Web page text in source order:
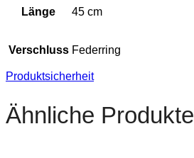
Länge 45 cm
Verschluss Federring
Produktsicherheit
Ähnliche Produkte